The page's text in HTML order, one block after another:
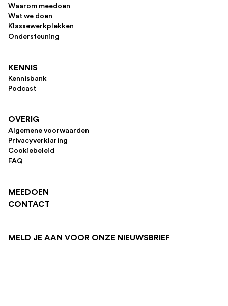
Waarom meedoen
Wat we doen
Klassewerkplekken
Ondersteuning
KENNIS
Kennisbank
Podcast
OVERIG
Algemene voorwaarden
Privacyverklaring
Cookiebeleid
FAQ
MEEDOEN
CONTACT
MELD JE AAN VOOR ONZE NIEUWSBRIEF